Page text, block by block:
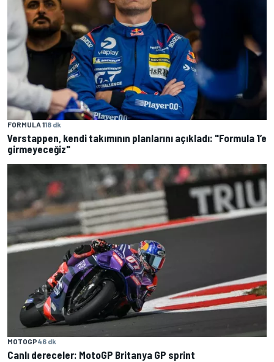
FORMULA 118 dk
Verstappen, kendi takımının planlarını açıkladı: "Formula 1’e
girmeyeceğiz"
MOTOGP46 dk
Canlı dereceler: MotoGP Britanya GP sprint